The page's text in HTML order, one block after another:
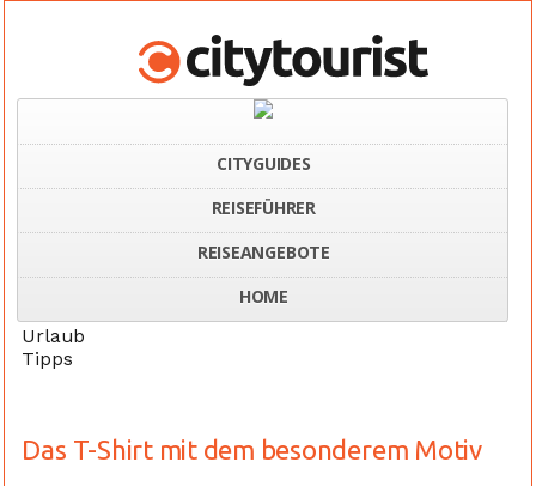
CITYGUIDES
REISEFÜHRER
REISEANGEBOTE
HOME
Das T-Shirt mit dem besonderem Motiv
Urlaub
Tipps
Das T-Shirt mit dem besonderem Motiv